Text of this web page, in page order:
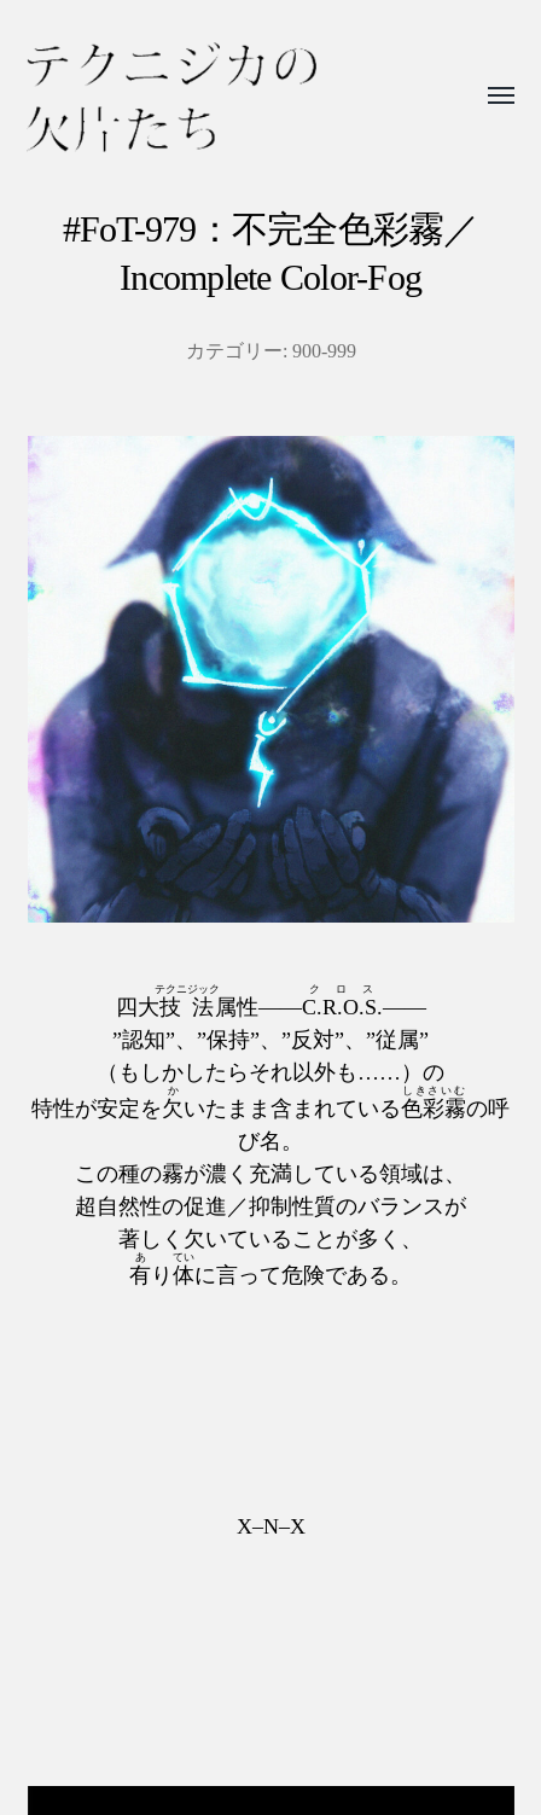
片
た
ち
#FoT-979：不完全色彩霧／
Incomplete Color-Fog
カテゴリー: 900-999
四大技法
テクニジック
属性――C.R.O.S.
クロス
――
”認知”、”保持”、”反対”、”従属”
（もしかしたらそれ以外も……）の
特性が安定を欠
か
いたまま含まれている色彩霧
しきさいむ
の呼
び名。
この種の霧が濃く充満している領域は、
超自然性の促進／抑制性質のバランスが
著しく欠いていることが多く、
有
あ
り 体
てい
に言って危険である。
X–N–X